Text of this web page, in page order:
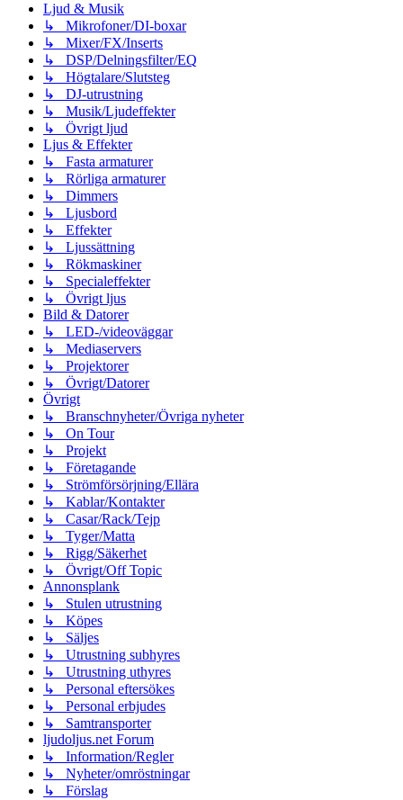
Ljud & Musik
↳ Mikrofoner/DI-boxar
↳ Mixer/FX/Inserts
↳ DSP/Delningsfilter/EQ
↳ Högtalare/Slutsteg
↳ DJ-utrustning
↳ Musik/Ljudeffekter
↳ Övrigt ljud
Ljus & Effekter
↳ Fasta armaturer
↳ Rörliga armaturer
↳ Dimmers
↳ Ljusbord
↳ Effekter
↳ Ljussättning
↳ Rökmaskiner
↳ Specialeffekter
↳ Övrigt ljus
Bild & Datorer
↳ LED-/videoväggar
↳ Mediaservers
↳ Projektorer
↳ Övrigt/Datorer
Övrigt
↳ Branschnyheter/Övriga nyheter
↳ On Tour
↳ Projekt
↳ Företagande
↳ Strömförsörjning/Ellära
↳ Kablar/Kontakter
↳ Casar/Rack/Tejp
↳ Tyger/Matta
↳ Rigg/Säkerhet
↳ Övrigt/Off Topic
Annonsplank
↳ Stulen utrustning
↳ Köpes
↳ Säljes
↳ Utrustning subhyres
↳ Utrustning uthyres
↳ Personal eftersökes
↳ Personal erbjudes
↳ Samtransporter
ljudoljus.net Forum
↳ Information/Regler
↳ Nyheter/omröstningar
↳ Förslag